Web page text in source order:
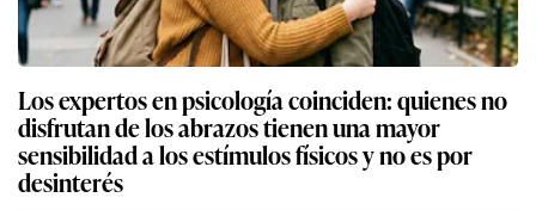
Los expertos en psicología coinciden: quienes no
disfrutan de los abrazos tienen una mayor
sensibilidad a los estímulos físicos y no es por
desinterés